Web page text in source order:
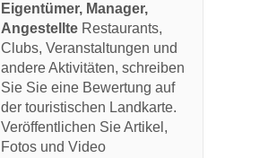
Eigentümer, Manager,
Angestellte Restaurants,
Clubs, Veranstaltungen und
andere Aktivitäten, schreiben
Sie Sie eine Bewertung auf
der touristischen Landkarte.
Veröffentlichen Sie Artikel,
Fotos und Video